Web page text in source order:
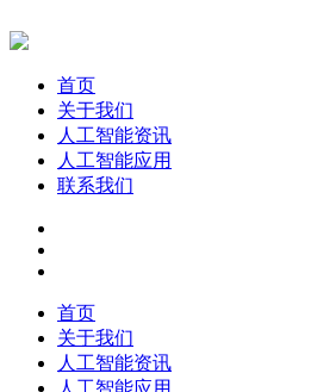
首页
关于我们
人工智能资讯
人工智能应用
联系我们
首页
关于我们
人工智能资讯
人工智能应用